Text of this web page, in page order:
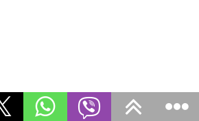
"Кирпичик"